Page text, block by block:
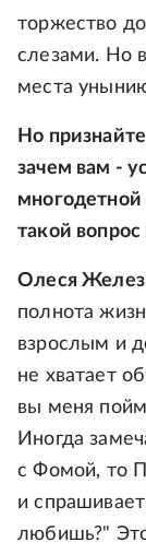
торжество
слезами. Но
места
Но
зачем вам -
такой вопрос
Олеся
полнота
взрослым и
не хватает
вы меня
Иногда
с Фомой, то
и
любишь?"